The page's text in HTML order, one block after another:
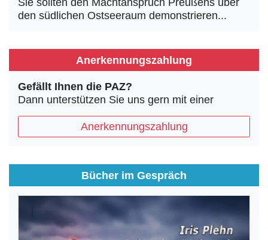
Sie sollten den Machtanspruch Preußens über
den südlichen Ostseeraum demonstrieren...
Anerkennungszahlung
Gefällt Ihnen die PAZ?
Dann unterstützen Sie uns gern mit einer
Anerkennungszahlung
Bücher im Gespräch